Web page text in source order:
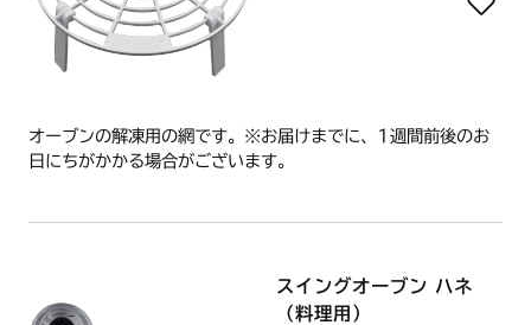
オーブンの解凍用の網です。※お届けまでに、1週間前後のお
日にちがかかる場合がございます。
スイングオーブン ハネ
（料理用）